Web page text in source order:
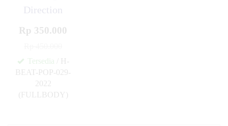
Direction
Rp 350.000
Tersedia / H-
BEAT-POP-029-
2022
(FULLBODY)